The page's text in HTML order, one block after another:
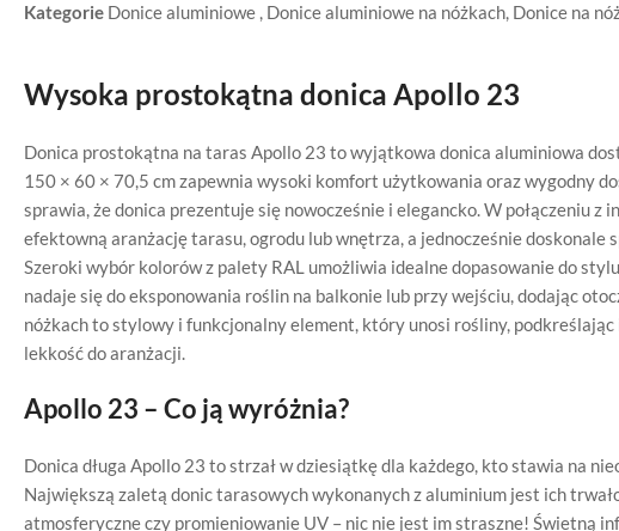
Kategorie Donice aluminiowe , Donice aluminiowe na nóżkach, Donice na
Wysoka prostokątna donica Apollo 23
Donica prostokątna na taras Apollo 23 to wyjątkowa donica aluminiowa
150 × 60 × 70,5 cm zapewnia wysoki komfort użytkowania oraz wygodny
sprawia, że donica prezentuje się nowocześnie i elegancko. W połączeniu
efektowną aranżację tarasu, ogrodu lub wnętrza, a jednocześnie doskonale
Szeroki wybór kolorów z palety RAL umożliwia idealne dopasowanie do
nadaje się do eksponowania roślin na balkonie lub przy wejściu, dodając
nóżkach to stylowy i funkcjonalny element, który unosi rośliny,
lekkość do aranżacji.
Apollo 23 – Co ją wyróżnia?
Donica długa Apollo 23 to strzał w dziesiątkę dla każdego, kto stawia na
Największą zaletą donic tarasowych wykonanych z aluminium jest ich
atmosferyczne czy promieniowanie UV – nic nie jest im straszne! Świetną